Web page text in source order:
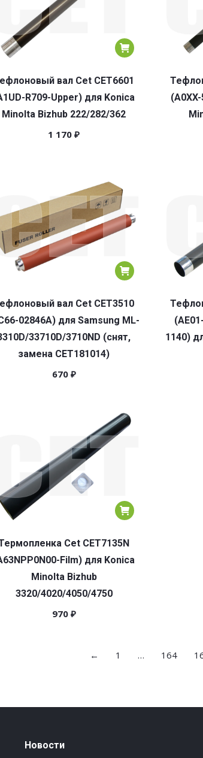
вал Cet CET6601
R709-Upper) для Konica
Minolta Bizhub 222/282/362
1 170 ₽
вал Cet CET3510
02846A) для Samsung ML-
33710D/3710ND (снят,
замена CET181014)
670 ₽
1140)
Cet CET7135N
Film) для Konica
Minolta Bizhub
3320/4020/4050/4750
970 ₽
← 1 … 164
Новости